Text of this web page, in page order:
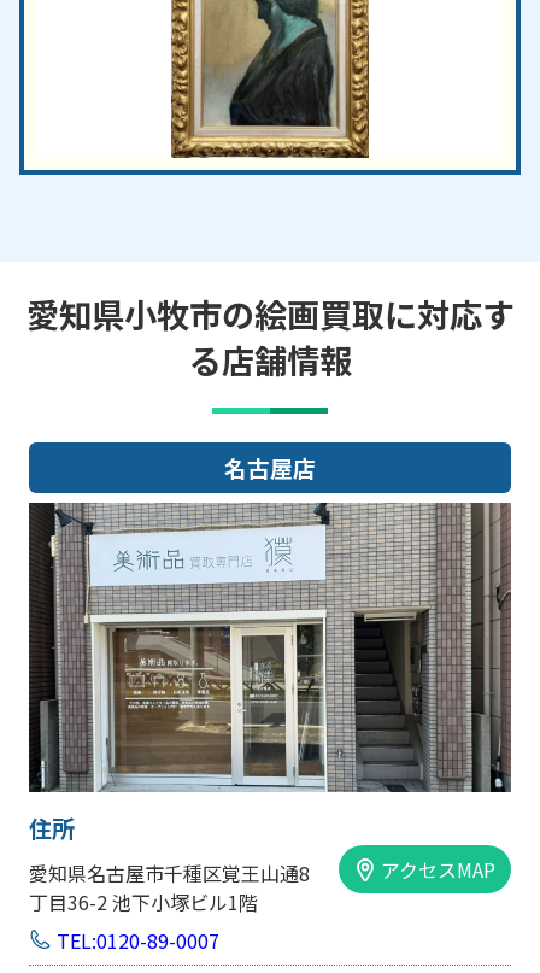
愛知県小牧市の絵画買取に対応す
る店舗情報
名古屋店
住所
愛知県名古屋市千種区覚王山通8
丁目36-2 池下小塚ビル1階
アクセスMAP
TEL:0120-89-0007